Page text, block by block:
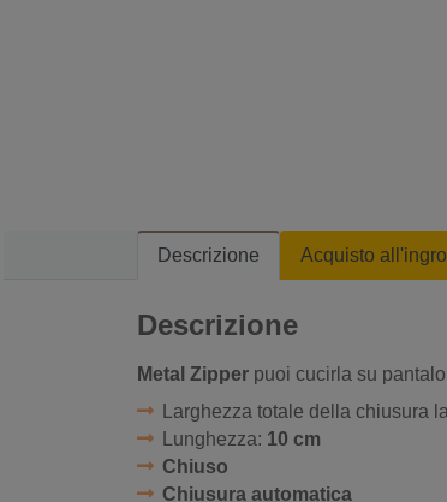
Descrizione Acquisto
Descrizione
Metal Zipper puoi cucirla su
Larghezza totale della chiusura
Lunghezza: 10 cm
Chiuso
Chiusura automatica